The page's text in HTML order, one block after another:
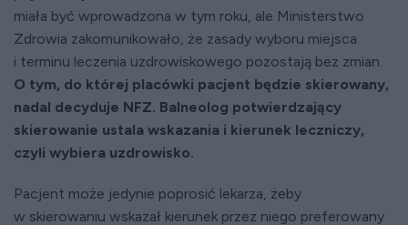
miała być wprowadzona w tym roku, ale Ministerstwo
Zdrowia zakomunikowało, że zasady wyboru miejsca
i terminu leczenia uzdrowiskowego pozostają bez zmian.
O tym, do której placówki pacjent będzie skierowany,
nadal decyduje NFZ. Balneolog potwierdzający
skierowanie ustala wskazania i kierunek leczniczy,
czyli wybiera uzdrowisko.
Pacjent może jedynie poprosić lekarza, żeby
w skierowaniu wskazał kierunek przez niego preferowany